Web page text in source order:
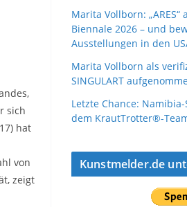
sich
hat
von
zeigt
Marita Vollborn:
Biennale 2026 – und
Ausstellungen in den
Marita Vollborn als
SINGULART
Letzte Chance:
dem KrautTrotter®-
Kunstmelder.de